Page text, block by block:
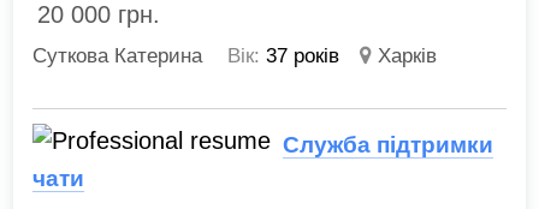
20 000 грн.
Суткова Катерина Вік: 37 років Харків
Служба підтримки
чати